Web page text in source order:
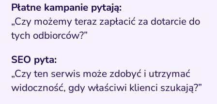
Płatne kampanie pytają:
„Czy możemy teraz zapłacić za dotarcie do
tych odbiorców?”
SEO pyta:
„Czy ten serwis może zdobyć i utrzymać
widoczność, gdy właściwi klienci szukają?”